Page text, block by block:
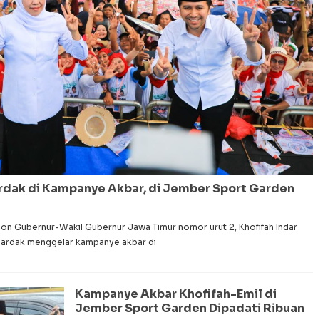
di Kampanye Akbar, di Jember Sport Garden
Gubernur-Wakil Gubernur Jawa Timur nomor urut 2, Khofifah Indar
menggelar kampanye akbar di
Kampanye Akbar Khofifah-Emil di
Jember Sport Garden Dipadati Ribuan